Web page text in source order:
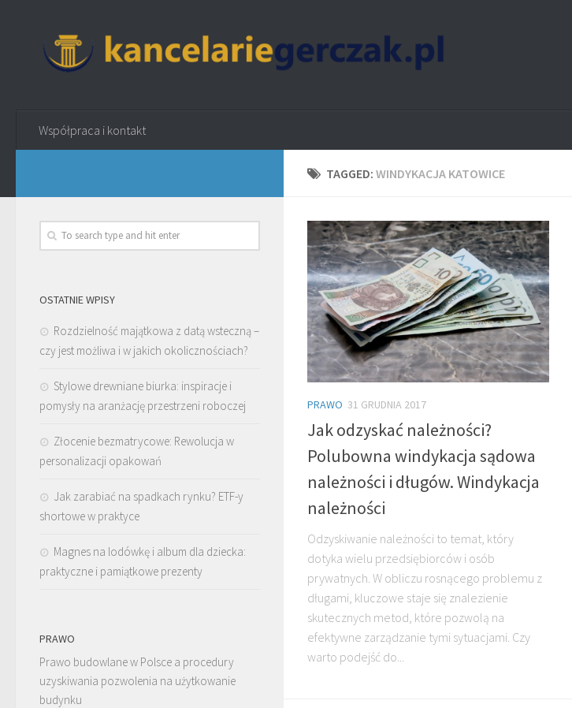
Współpraca i kontakt
TAGGED: WINDYKACJA KATOWICE
PRAWO 31 GRUDNIA 2017
Jak odzyskać należności?
Polubowna windykacja sądowa
należności i długów. Windykacja
należności
Odzyskiwanie należności to temat, który
dotyka wielu przedsiębiorców i osób
prywatnych. W obliczu rosnącego problemu z
długami, kluczowe staje się znalezienie
skutecznych metod, które pozwolą na
efektywne zarządzanie tymi sytuacjami. Czy
warto podejść do...
OSTATNIE WPISY
Rozdzielność majątkowa z datą wsteczną –
czy jest możliwa i w jakich okolicznościach?
Stylowe drewniane biurka: inspiracje i
pomysły na aranżację przestrzeni roboczej
Złocenie bezmatrycowe: Rewolucja w
personalizacji opakowań
Jak zarabiać na spadkach rynku? ETF-y
shortowe w praktyce
Magnes na lodówkę i album dla dziecka:
praktyczne i pamiątkowe prezenty
PRAWO
Prawo budowlane w Polsce a procedury
uzyskiwania pozwolenia na użytkowanie
budynku